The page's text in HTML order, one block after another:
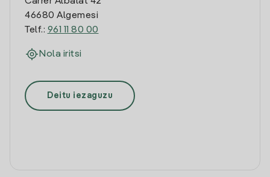
46680 Algemesi
Telf.: 961 11 80 00
Nola iritsi
Deitu iezaguzu